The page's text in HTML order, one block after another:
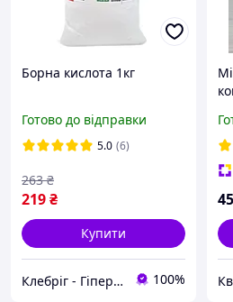
Борна кислота 1кг
Готово до відправки
5.0 (6)
219₴
263 ₴
Купити
Клебріг - Гіпермаркет хімічної продукції 100%